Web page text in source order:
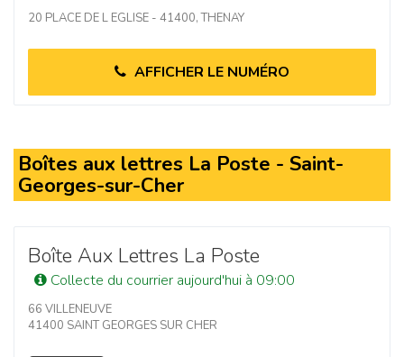
20 PLACE DE L EGLISE - 41400, THENAY
AFFICHER LE NUMÉRO
Boîtes aux lettres La Poste - Saint-
Georges-sur-Cher
Boîte Aux Lettres La Poste
Collecte du courrier aujourd'hui à 09:00
66 VILLENEUVE
41400 SAINT GEORGES SUR CHER